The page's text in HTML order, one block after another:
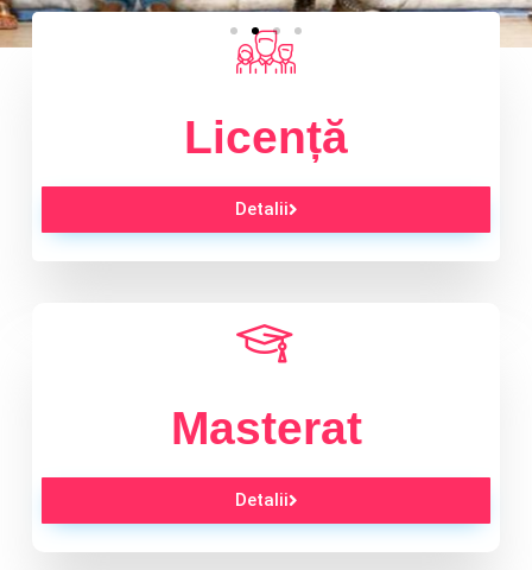
Licență
Detalii
Masterat
Detalii